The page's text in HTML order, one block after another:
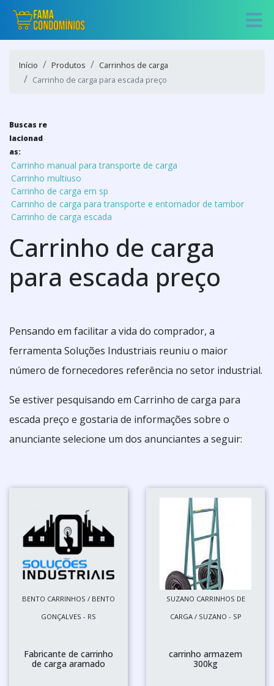
Início Produtos
Carrinhos de carga
Carrinho de carga para escada preço
Buscas re
lacionad
as:
Carrinho manual para transporte de carga
Carrinho multiuso
Carrinho de carga em sp
Carrinho de carga para transporte e entornador de tambor
Carrinho de carga escada
Carrinho de carga
para escada preço
Pensando em facilitar a vida do comprador, a
ferramenta Soluções Industriais reuniu o maior
número de fornecedores referência no setor industrial.
Se estiver pesquisando em Carrinho de carga para
escada preço e gostaria de informações sobre o
anunciante selecione um dos anunciantes a seguir:
BENTO CARRINHOS / BENTO
GONÇALVES - RS
Fabricante de carrinho
de carga aramado
SUZANO CARRINHOS DE
CARGA / SUZANO - SP
carrinho armazem
300kg